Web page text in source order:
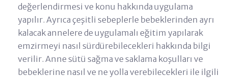
değerlendirmesi ve konu hakkında uygulama
yapılır. Ayrıca çeşitli sebeplerle bebeklerinden ayrı
kalacak annelere de uygulamalı eğitim yapılarak
emzirmeyi nasıl sürdürebilecekleri hakkında bilgi
verilir. Anne sütü sağma ve saklama koşulları ve
bebeklerine nasıl ve ne yolla verebilecekleri ile ilgili